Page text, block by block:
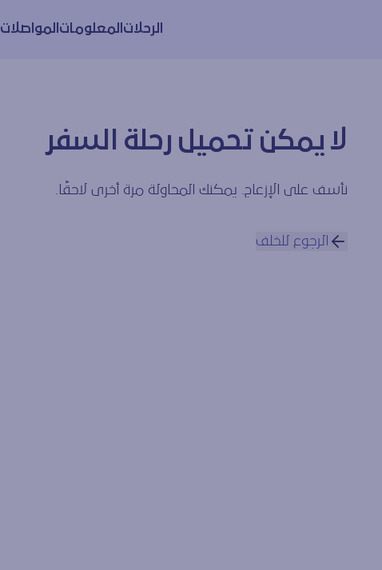
الرحلاتالمعلوماتالمواصلات
لا يمكن تحميل رحلة السفر
نأسف على الإزعاج. يمكنك المحاولة مرة أخرى لاحقًا.
الرجوع للخلف